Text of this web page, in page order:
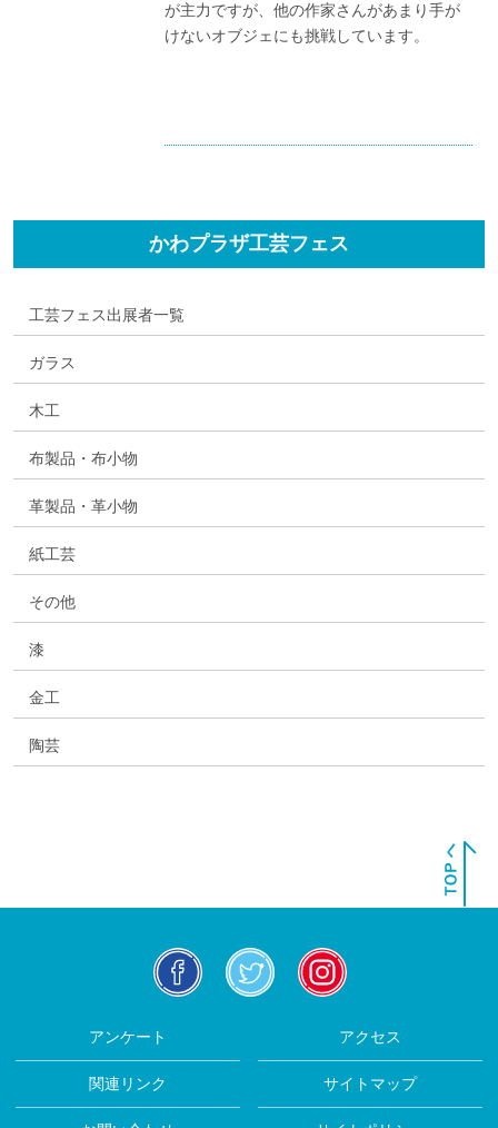
が主力ですが、他の作家さんがあまり手が
けないオブジェにも挑戦しています。
かわプラザ工芸フェス
工芸フェス出展者一覧
ガラス
木工
布製品・布小物
革製品・革小物
紙工芸
その他
漆
金工
陶芸
アンケート
アクセス
関連リンク サイトマップ